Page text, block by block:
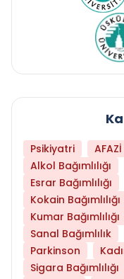
Psikiyatri AFAZİ
Alkol Bağımlılığı
Esrar Bağımlılığı
Kokain Bağımlılığı
Kumar Bağımlılığı
Sanal Bağımlılık
Parkinson
Sigara Bağımlılığı